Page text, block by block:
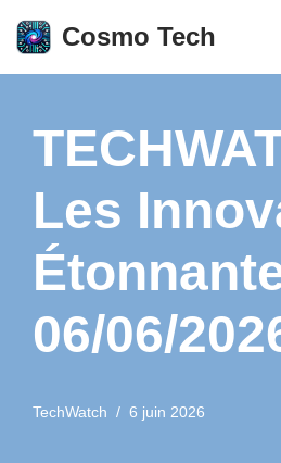
Aller
Cosmo Tech
Les
06/06/
TechWatch 6 juin 2026